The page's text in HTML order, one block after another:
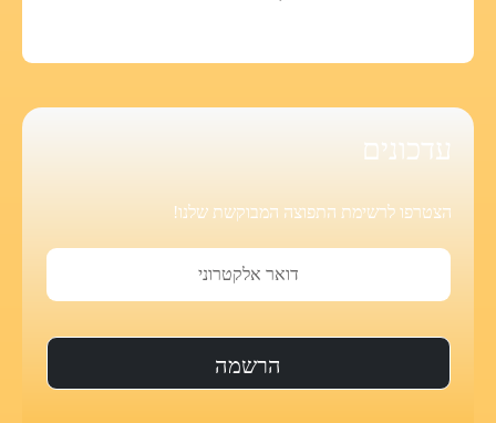
עדכונים
הצטרפו לרשימת התפוצה המבוקשת שלנו!